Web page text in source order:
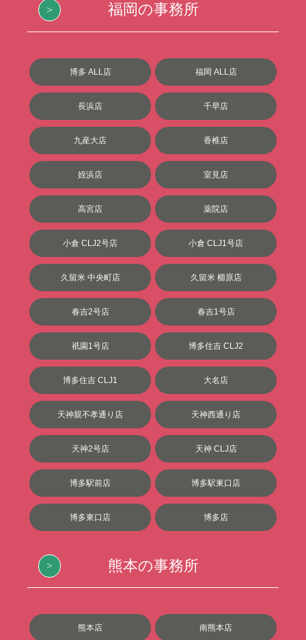
福岡の事務所
博多 ALL店 福岡 ALL店
長浜店 千早店
九産大店 香椎店
姪浜店 室見店
高宮店 薬院店
小倉 CLJ2号店 小倉 CLJ1号店
久留米 中央町店 久留米 櫛原店
春吉2号店 春吉1号店
祇園1号店 博多住吉 CLJ2
博多住吉 CLJ1 大名店
天神親不孝通り店 天神西通り店
天神2号店 天神 CLJ店
博多駅前店 博多駅東口店
博多東口店 博多店
熊本の事務所
熊本店 南熊本店